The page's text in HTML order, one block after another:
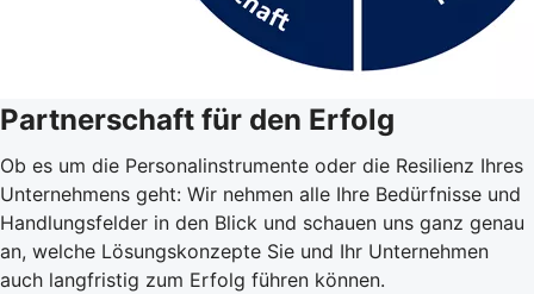
Partnerschaft für den Erfolg
Ob es um die Personalinstrumente oder die Resilienz Ihres
Unternehmens geht: Wir nehmen alle Ihre Bedürfnisse und
Handlungsfelder in den Blick und schauen uns ganz genau
an, welche Lösungskonzepte Sie und Ihr Unternehmen
auch langfristig zum Erfolg führen können.